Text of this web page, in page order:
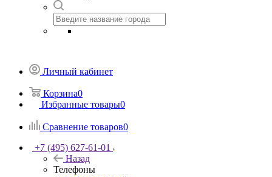
Личный кабинет
Корзина0
Избранные товары0
Сравнение товаров0
+7 (495) 627-61-01
Назад
Телефоны